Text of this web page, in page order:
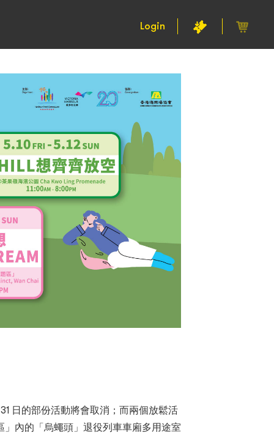
Login
日的部份活動將會取消；而兩個放鬆活
內的「烏蠅頭」退役列車車廂多用途室